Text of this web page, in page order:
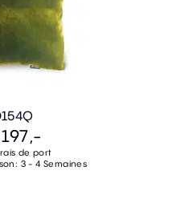
de port
3 - 4 Semaines